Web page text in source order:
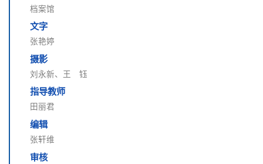
档案馆
文字
张艳婷
摄影
刘永新、王 钰
指导教师
田丽君
编辑
张轩维
审核